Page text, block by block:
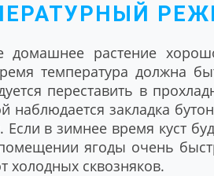
домашнее растение
температура должна
переставить в
наблюдается закладка
Если в зимнее время куст
ягоды очень
холодных сквозняков.